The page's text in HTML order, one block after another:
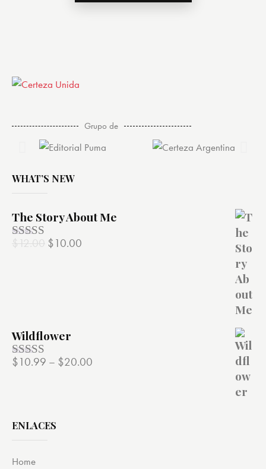
Grupo de
WHAT’S NEW
The Story About Me
Valorado
$12.00 $10.00
Wildflower
Valorado
$10.99 – $20.00
ENLACES
Home